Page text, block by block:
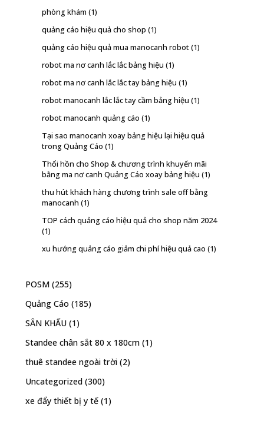
phòng khám (1)
quảng cáo hiệu quả cho shop (1)
quảng cáo hiệu quả mua manocanh robot(1)
robot ma nơ canh lắc lắc bảng hiệu (1)
robot ma nơ canh lắc lắc tay bảng hiệu (1)
robot manocanh lắc lắc tay cầm bảng hiệu (1)
robot manocanh quảng cáo (1)
Tại sao manocanh xoay bảng hiệu lại hiệu quả
trong Quảng Cáo (1)
Thổi hồn cho Shop & chương trình khuyến mãi
bằng ma nơ canh Quảng Cáo xoay bảng hiệu (1)
thu hút khách hàng chương trình sale off bằng
manocanh (1)
TOP cách quảng cáo hiệu quả cho shop năm 2024
(1)
xu hướng quảng cáo giảm chi phí hiệu quả cao (1)
POSM (255)
Quảng Cáo (185)
SÂN KHẤU (1)
Standee chân sắt 80 x 180cm (1)
thuê standee ngoài trời (2)
Uncategorized (300)
xe đẩy thiết bị y tế (1)